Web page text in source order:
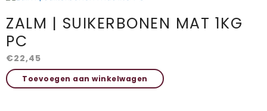
ZALM | SUIKERBONEN MAT 1KG
PC
€22,45
Toevoegen aan winkelwagen